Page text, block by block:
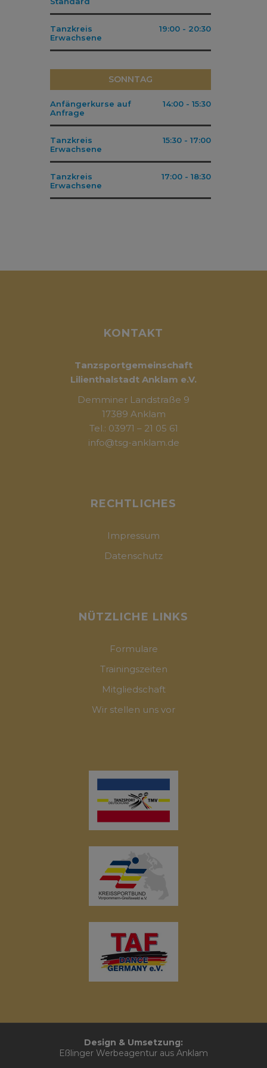
Tanzkreis
Erwachsene
19:00 - 20:30
SONNTAG
Anfängerkurse auf
Anfrage
14:00 - 15:30
Tanzkreis
Erwachsene
15:30 - 17:00
Tanzkreis
Erwachsene
17:00 - 18:30
KONTAKT
Tanzsportgemeinschaft
Lilienthalstadt Anklam e.V.
Demminer Landstraße 9
17389 Anklam
Tel.: 03971 – 21 05 61
info@tsg-anklam.de
RECHTLICHES
Impressum
Datenschutz
NÜTZLICHE LINKS
Formulare
Trainingszeiten
Mitgliedschaft
Wir stellen uns vor
Design & Umsetzung:
Eßlinger Werbeagentur aus Anklam